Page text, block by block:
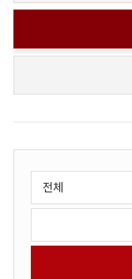
게
판